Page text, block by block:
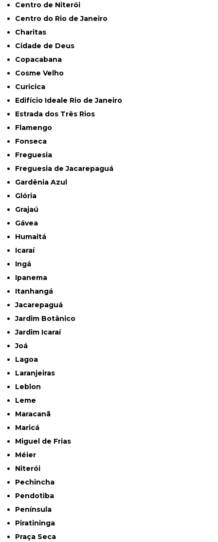
Centro de Niterói
Centro do Rio de Janeiro
Charitas
Cidade de Deus
Copacabana
Cosme Velho
Curicica
Edifício Ideale Rio de Janeiro
Estrada dos Três Rios
Flamengo
Fonseca
Freguesia
Freguesia de Jacarepaguá
Gardênia Azul
Glória
Grajaú
Gávea
Humaitá
Icaraí
Ingá
Ipanema
Itanhangá
Jacarepaguá
Jardim Botânico
Jardim Icaraí
Joá
Lagoa
Laranjeiras
Leblon
Leme
Maracanã
Maricá
Miguel de Frias
Méier
Niterói
Pechincha
Pendotiba
Península
Piratininga
Praça Seca